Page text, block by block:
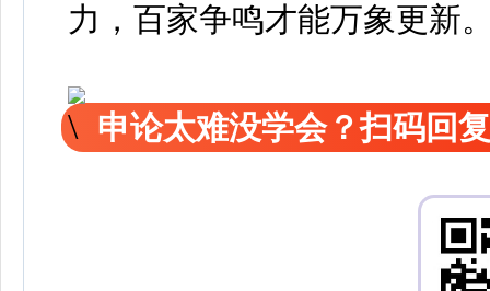
力，百家争鸣才能万象更新
申论太难没学会？扫码回